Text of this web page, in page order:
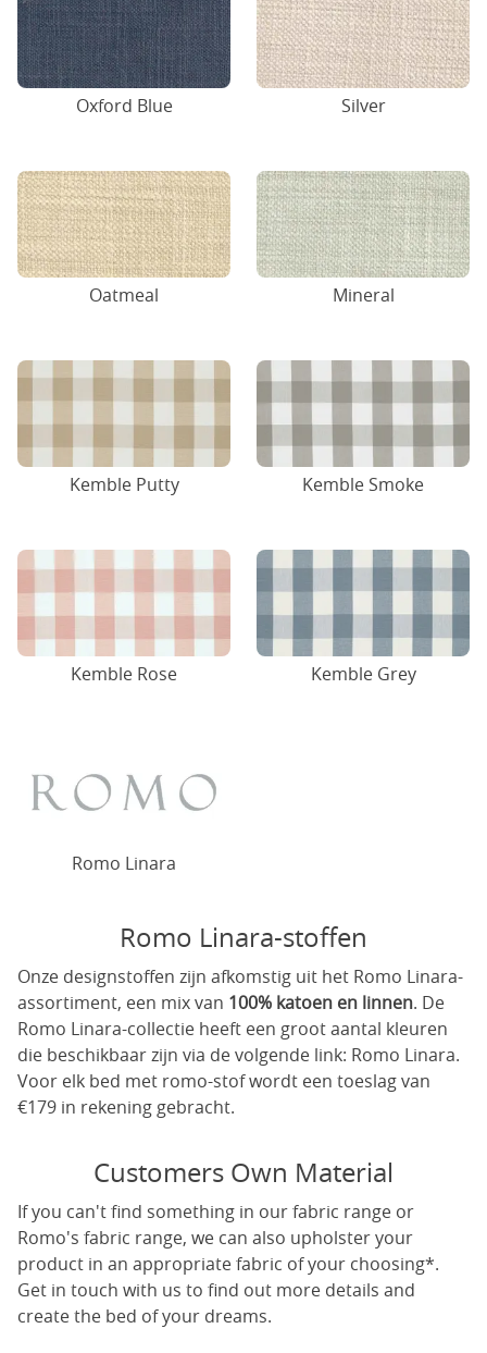
Oxford Blue Silver
Oatmeal Mineral
Kemble Putty Kemble Smoke
Kemble Rose Kemble Grey
Romo Linara
Romo Linara-stoffen
Onze designstoffen zijn afkomstig uit het Romo Linara-
assortiment, een mix van 100% katoen en linnen. De
Romo Linara-collectie heeft een groot aantal kleuren
die beschikbaar zijn via de volgende link: Romo Linara.
Voor elk bed met romo-stof wordt een toeslag van
€179 in rekening gebracht.
Customers Own Material
If you can't find something in our fabric range or
Romo's fabric range, we can also upholster your
product in an appropriate fabric of your choosing*.
Get in touch with us to find out more details and
create the bed of your dreams.